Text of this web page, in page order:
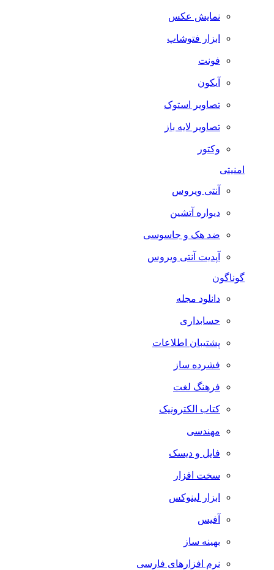
نمایش عکس
ابزار فتوشاپ
فونت
آیکون
تصاویر استوک
تصاویر لایه باز
وکتور
امنیتی
آنتی ویروس
دیواره آتشین
ضد هک و جاسوسی
آپدیت آنتی ویروس
گوناگون
دانلود مجله
حسابداری
پشتیبان اطلاعات
فشرده ساز
فرهنگ لغت
کتاب الکترونیک
مهندسی
فایل و دیسک
سخت افزار
ابزار لینوکس
آفیس
بهینه ساز
نرم افزارهای فارسی